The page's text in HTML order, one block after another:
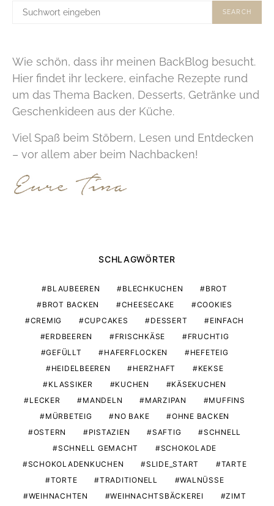
SUCHE
SEARCH
Wie schön, dass ihr meinen BackBlog besucht.
Hier findet ihr leckere, einfache Rezepte rund
um das Thema Backen, Desserts, Getränke und
Geschenkideen aus der Küche.
Viel Spaß beim Stöbern, Lesen und Entdecken
– vor allem aber beim Nachbacken!
SCHLAGWÖRTER
BLAUBEEREN BLECHKUCHEN
BROT
BROT BACKEN
CHEESECAKE
COOKIES
CREMIG
CUPCAKES DESSERT
EINFACH
ERDBEEREN
FRISCHKÄSE
FRUCHTIG
GEFÜLLT
HAFERFLOCKEN
HEFETEIG
HEIDELBEEREN
HERZHAFT
KEKSE
KLASSIKER
KUCHEN
KÄSEKUCHEN
LECKER
MANDELN MARZIPAN
MUFFINS
MÜRBETEIG
NO BAKE
OHNE BACKEN
OSTERN
PISTAZIEN SAFTIG
SCHNELL
SCHNELL GEMACHT
SCHOKOLADE
SCHOKOLADENKUCHEN
SLIDE_START
TARTE
TORTE
TRADITIONELL
WALNÜSSE
WEIHNACHTEN
WEIHNACHTSBÄCKEREI
ZIMT